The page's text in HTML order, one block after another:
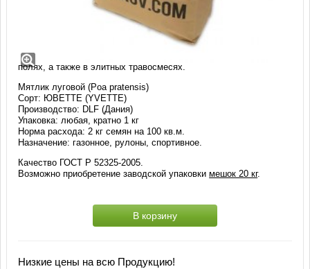
Мятлик луговой Юветте (1 кг)
Семена мятлика лугового самого высокого качества очистки без
примеси poa annua (мятлика однолетнего). Рекомендуется к
использованию на профессиональных футбольных и гольф-
полях, а также в элитных травосмесях.
Мятлик луговой (Poa pratensis)
Сорт: ЮВЕТТЕ (YVETTE)
Производство: DLF (Дания)
Упаковка: любая, кратно 1 кг
Норма расхода: 2 кг семян на 100 кв.м.
Назначение: газонное, рулоны, спортивное.
Качество ГОСТ Р 52325-2005.
Возможно приобретение заводской упаковкимешок 20 кг.
В корзину
Низкие цены на всю Продукцию!